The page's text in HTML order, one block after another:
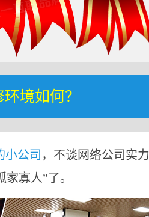
境如何？
小公司 ，不谈网络公司实力
寡人”了。